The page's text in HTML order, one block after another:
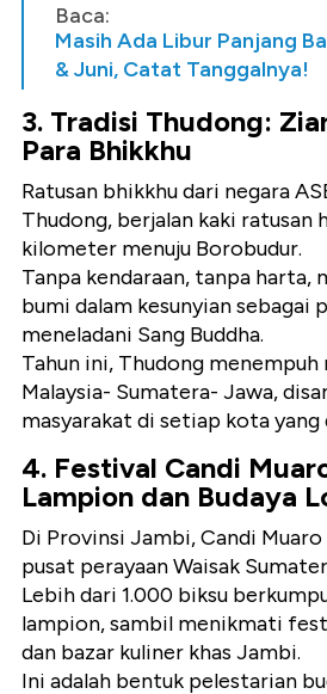
Baca:
Masih Ada Libur Panjang
& Juni, Catat Tanggalnya!
3. Tradisi Thudong:
Para Bhikkhu
Ratusan bhikkhu dari negara
Thudong, berjalan kaki ratusan
kilometer menuju Borobudur.
Tanpa kendaraan, tanpa harta,
bumi dalam kesunyian sebagai
meneladani Sang Buddha.
Tahun ini, Thudong
Malaysia- Sumatera- Jawa,
masyarakat di setiap kota yang
4. Festival Candi
Lampion dan Budaya
Di Provinsi Jambi,Candi
pusat perayaan Waisak
Lebih dari 1.000 biksu
lampion, sambil menikmati
dan bazar kuliner khas Jambi.
Ini adalah bentuk pelestarian